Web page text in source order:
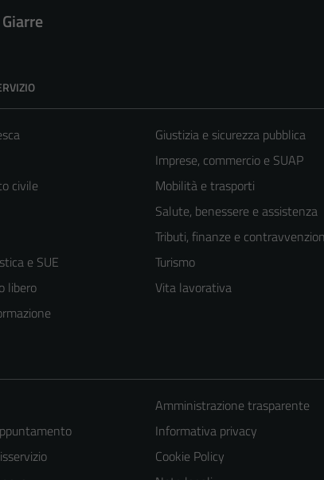
civile
e SUE
libero
Giustizia e sicurezza pubblica
Imprese, commercio e SUAP
Mobilità e trasporti
Salute, benessere e assistenza
Tributi, finanze e
Turismo
Vita lavorativa
Amministrazione trasparente
Informativa privacy
Cookie Policy